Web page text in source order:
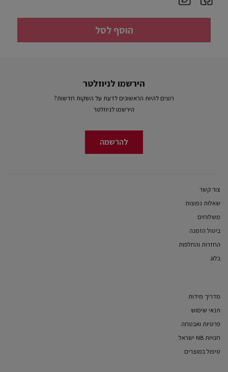
הוסף לסל
הירשמו לניוזלטר
רוצים להיות הראשונים לדעת על השקות חדשות?
הירשמו לניוזלטר
להרשמה
צור קשר
שאלות נפוצות
משלוחים
ביטול הזמנה
החזרות והחלפות
בלוג
מדריך מידות
תנאי שימוש
פרטיות ואבטחה
חנויות NB ישראל
טיפול במוצרים